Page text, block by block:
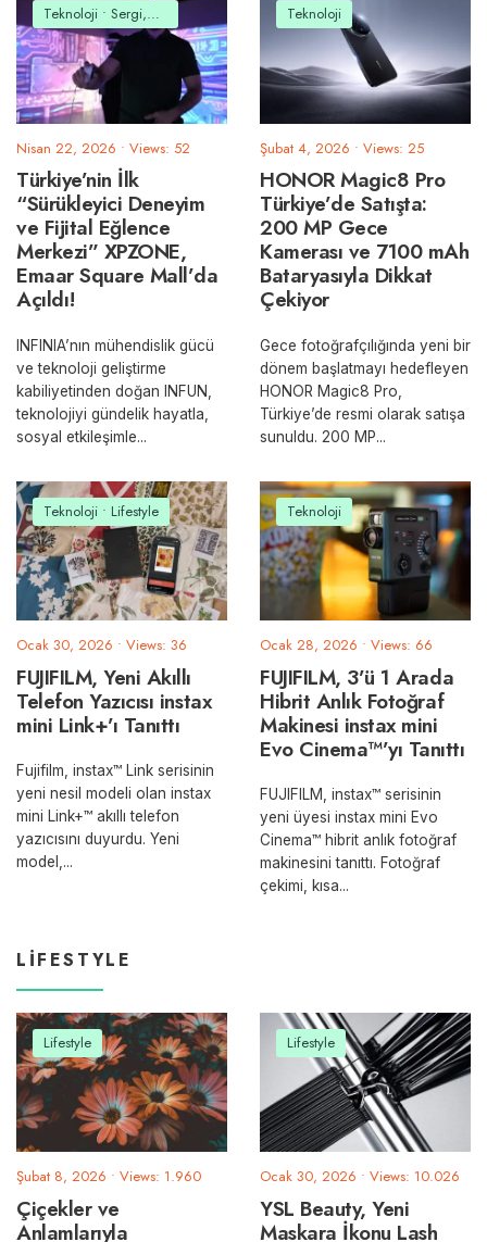
Teknoloji • Sergi,Tiyatro,Etkinlik
Nisan 22, 2026 • Views: 52
Türkiye’nin İlk
“Sürükleyici Deneyim
ve Fijital Eğlence
Merkezi” XPZONE,
Emaar Square Mall’da
Açıldı!
INFINIA’nın mühendislik gücü
ve teknoloji geliştirme
kabiliyetinden doğan INFUN,
teknolojiyi gündelik hayatla,
sosyal etkileşimle...
Teknoloji
Şubat 4, 2026 • Views: 25
HONOR Magic8 Pro
Türkiye’de Satışta:
200 MP Gece
Kamerası ve 7100 mAh
Bataryasıyla Dikkat
Çekiyor
Gece fotoğrafçılığında yeni bir
dönem başlatmayı hedefleyen
HONOR Magic8 Pro,
Türkiye’de resmi olarak satışa
sunuldu. 200 MP...
Teknoloji • Lifestyle
Ocak 30, 2026 • Views: 36
FUJIFILM, Yeni Akıllı
Telefon Yazıcısı instax
mini Link+’ı Tanıttı
Fujifilm, instax™ Link serisinin
yeni nesil modeli olan instax
mini Link+™ akıllı telefon
yazıcısını duyurdu. Yeni
model, ...
Teknoloji
Ocak 28, 2026 • Views: 66
FUJIFILM, 3’ü 1 Arada
Hibrit Anlık Fotoğraf
Makinesi instax mini
Evo Cinema™’yı Tanıttı
FUJIFILM, instax™ serisinin
yeni üyesi instax mini Evo
Cinema™ hibrit anlık fotoğraf
makinesini tanıttı. Fotoğraf
çekimi, kısa...
LIFESTYLE
Lifestyle
Şubat 8, 2026 • Views: 1.960
Çiçekler ve
Anlamlarıyla
Lifestyle
Ocak 30, 2026 • Views: 10.026
YSL Beauty, Yeni
Maskara İkonu Lash